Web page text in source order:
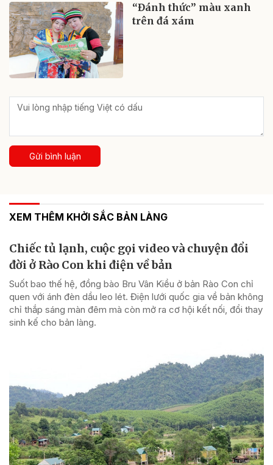
“Đánh thức” màu xanh
trên đá xám
Gửi bình luận
XEM THÊM KHỞI SẮC BẢN LÀNG
Chiếc tủ lạnh, cuộc gọi video và chuyện đổi
đời ở Rào Con khi điện về bản
Suốt bao thế hệ, đồng bào Bru Vân Kiều ở bản Rào Con chỉ
quen với ánh đèn dầu leo lét. Điện lưới quốc gia về bản không
chỉ thắp sáng màn đêm mà còn mở ra cơ hội kết nối, đổi thay
sinh kế cho bản làng.